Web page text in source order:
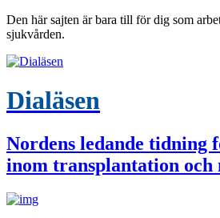
Den här sajten är bara till för dig som
sjukvården.
Dialäsen
Nordens ledande tidning
inom transplantation